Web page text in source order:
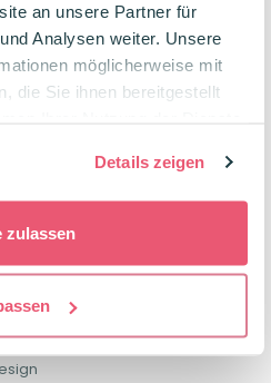
an unsere Partner für
Analysen weiter. Unsere
möglicherweise mit
die Sie ihnen bereitgestellt
Details zeigen
zulassen
& GO Ordner A4 Pastell
€Aktueller
ist:
Leicht & Robust